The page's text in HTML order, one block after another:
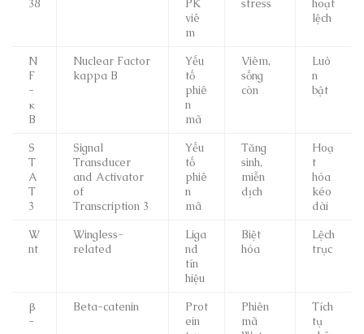
38
PK
viê
m
stress
hoạt
lệch
N
F
-
κ
B
Nuclear Factor
kappa B
Yếu
tố
phiê
n
mã
Viêm,
sống
còn
Luô
n
bật
S
T
A
T
3
Signal
Transducer
and Activator
of
Transcription 3
Yếu
tố
phiê
n
mã
Tăng
sinh,
miễn
dịch
Hoạ
t
hóa
kéo
dài
W
nt
Wingless-
related
Liga
nd
tín
hiệu
Biệt
hóa
Lệch
trục
β
-
Beta-catenin
Prot
ein
Phiên
mã
Tích
tụ